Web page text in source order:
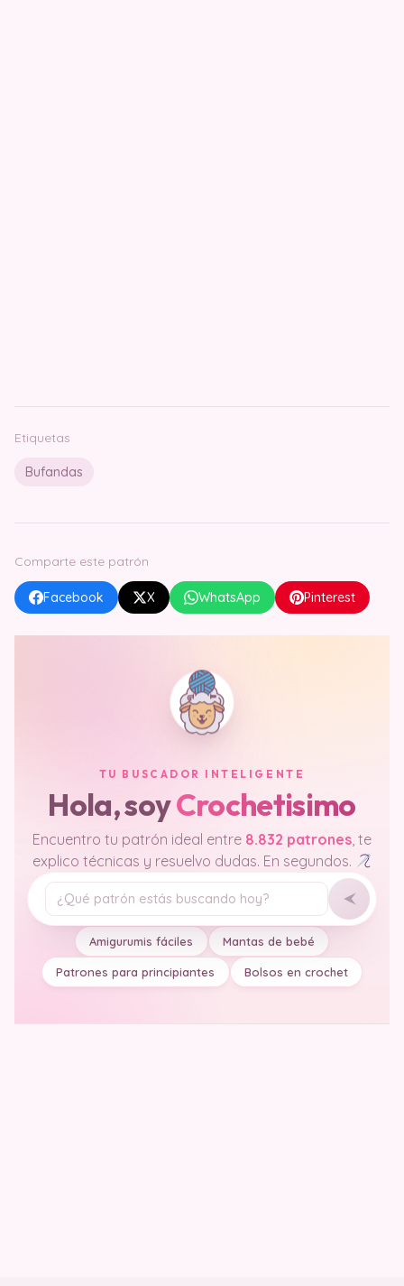
Etiquetas
Bufandas
Comparte este patrón
Facebook X WhatsApp Pinterest
TU BUSCADOR INTELIGENTE
Hola, soyCrochetisimo
Encuentro tu patrón ideal entre 8.832 patrones, te
explico técnicas y resuelvo dudas. En segundos.
Tu pregunta
Amigurumis fáciles Mantas de bebé
Patrones para principiantes Bolsos en crochet